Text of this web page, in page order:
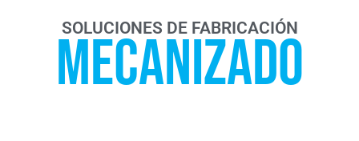
SOLUCIONES DE FABRICACIÓN
Mecanizado